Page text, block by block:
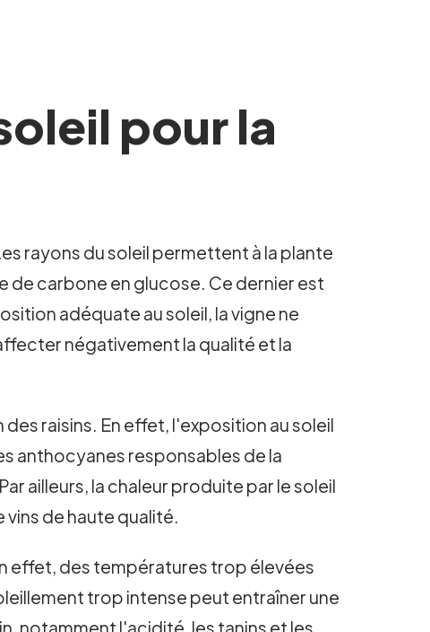
pour la
rayons du soleil permettent à la plante
de carbone en glucose. Ce dernier est
adéquate au soleil, la vigne ne
négativement la qualité et la
raisins. En effet, l'exposition au soleil
anthocyanes responsables de la
ailleurs, la chaleur produite par le soleil
de haute qualité.
effet, des températures trop élevées
trop intense peut entraîner une
notamment l'acidité, les tanins et les